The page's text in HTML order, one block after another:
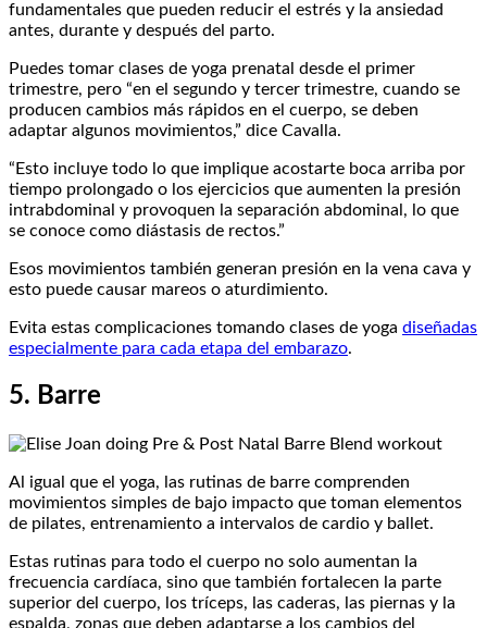
fundamentales que pueden reducir el estrés y la ansiedad
antes, durante y después del parto.
Puedes tomar clases de yoga prenatal desde el primer
trimestre, pero “en el segundo y tercer trimestre, cuando se
producen cambios más rápidos en el cuerpo, se deben
adaptar algunos movimientos,” dice Cavalla.
“Esto incluye todo lo que implique acostarte boca arriba por
tiempo prolongado o los ejercicios que aumenten la presión
intrabdominal y provoquen la separación abdominal, lo que
se conoce como diástasis de rectos.”
Esos movimientos también generan presión en la vena cava y
esto puede causar mareos o aturdimiento.
Evita estas complicaciones tomando clases de yoga diseñadas
especialmente para cada etapa del embarazo.
5. Barre
Al igual que el yoga, las rutinas de barre comprenden
movimientos simples de bajo impacto que toman elementos
de pilates, entrenamiento a intervalos de cardio y ballet.
Estas rutinas para todo el cuerpo no solo aumentan la
frecuencia cardíaca, sino que también fortalecen la parte
superior del cuerpo, los tríceps, las caderas, las piernas y la
espalda, zonas que deben adaptarse a los cambios del